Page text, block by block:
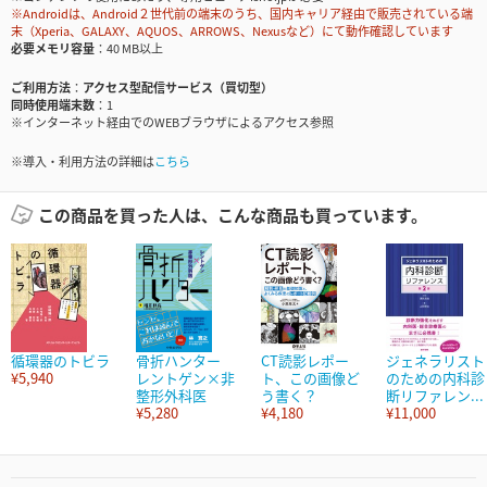
※Androidは、Android２世代前の端末のうち、国内キャリア経由で販売されている端
末（Xperia、GALAXY、AQUOS、ARROWS、Nexusなど）にて動作確認しています
必要メモリ容量
40 MB以上
ご利用方法
アクセス型配信サービス（買切型）
同時使用端末数
1
※インターネット経由でのWEBブラウザによるアクセス参照
※導入・利用方法の詳細はこちら
この商品を買った人は、こんな商品も買っています。
循環器のトビラ
¥5,940
骨折ハンター
レントゲン×非
整形外科医
¥5,280
CT読影レポー
ト、この画像ど
う書く？
¥4,180
ジェネラリスト
のための内科診
断リファレン...
¥11,000